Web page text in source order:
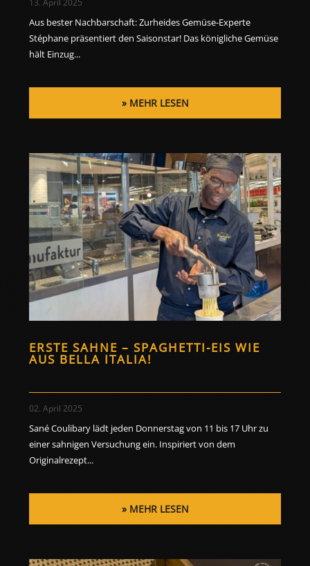
13. April 2025
Aus bester Nachbarschaft: Zurheides Gemüse-Experte
Stéphane präsentiert den Saisonstar! Das königliche Gemüse
hält Einzug...
MEHR LESEN
ERSTE SAHNE – SPAGHETTI-EIS WIE
AUS BELLA ITALIA!
02. April 2025
Sané Coulibary lädt jeden Donnerstag von 11 bis 17 Uhr zu
einer sahnigen Versuchung ein. Inspiriert von dem
Originalrezept...
MEHR LESEN